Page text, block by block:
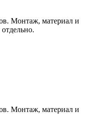
Монтаж, материал и
отдельно.
Монтаж, материал и